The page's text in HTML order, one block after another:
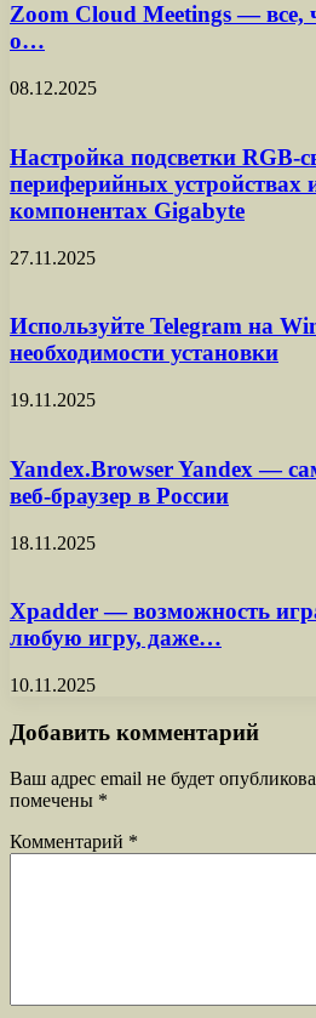
Zoom Cloud Meetings — все,
о…
08.12.2025
Настройка подсветки RGB-
периферийных устройствах
компонентах Gigabyte
27.11.2025
Используйте Telegram на
необходимости установки
19.11.2025
Yandex.Browser Yandex —
веб-браузер в России
18.11.2025
Xpadder — возможность
любую игру, даже…
10.11.2025
Добавить комментарий
Ваш адрес email не будет
помечены *
Комментарий *